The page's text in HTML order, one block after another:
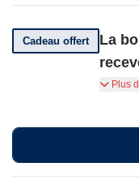
Cadeau offert
La
La